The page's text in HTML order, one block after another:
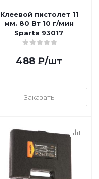
Клеевой пистолет 11
мм. 80 Вт 10 г/мин
Sparta 93017
488₽/шт
Заказать